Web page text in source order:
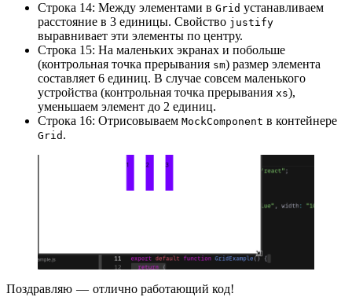
Строка 14: Между элементами в Grid устанавливаем
расстояние в 3 единицы. Свойство justify
выравнивает эти элементы по центру.
Строка 15: На маленьких экранах и побольше
(контрольная точка прерывания sm) размер элемента
составляет 6 единиц. В случае совсем маленького
устройства (контрольная точка прерывания xs),
уменьшаем элемент до 2 единиц.
Строка 16: Отрисовываем MockComponent в контейнере
Grid .
Поздравляю — отлично работающий код!